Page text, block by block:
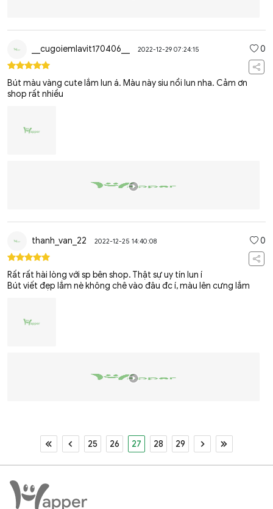
__cugoiemlavit170406__ 2022-12-29 07:24:15 0
Bút màu vàng cute lắm lun á. Màu này siu nổi lun nha. Cảm ơn
shop rất nhiều
thanh_van_22 2022-12-25 14:40:08 0
Rất rất hài lòng với sp bên shop. Thật sự uy tín lun í
Bút viết đẹp lắm nè không chê vào đâu đc í, màu lên cưng lắm
25 26 27 28 29